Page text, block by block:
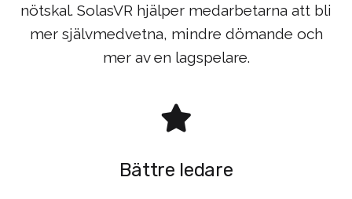
nötskal. SolasVR hjälper medarbetarna att bli
mer självmedvetna, mindre dömande och
mer av en lagspelare.
Bättre ledare